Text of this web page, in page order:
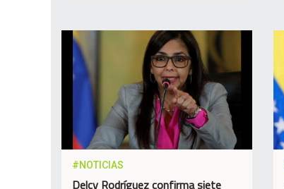
#NOTICIAS
Delcy Rodríguez confirma siete